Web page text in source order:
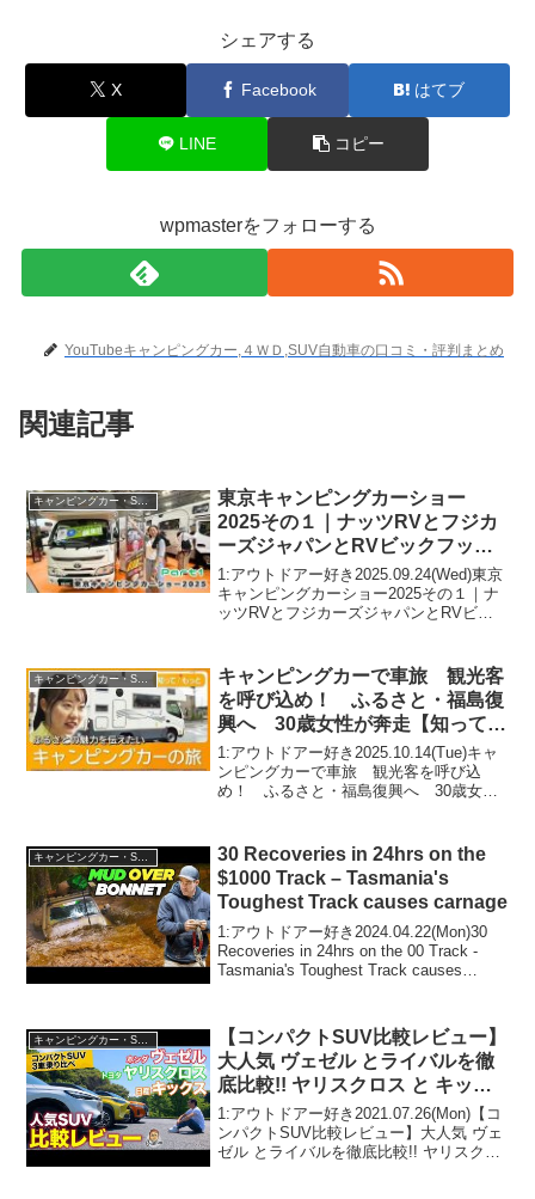
シェアする
X Facebook はてブ
LINE コピー
wpmasterをフォローする
YouTubeキャンピングカー,４ＷＤ,SUV自動車の口コミ・評判まとめ
関連記事
キャンピングカー・SUV人気車種
東京キャンピングカーショー
2025その１｜ナッツRVとフジカ
ーズジャパンとRVビックフット
とグリーンハンズとTACOS
1:アウトドアー好き2025.09.24(Wed)東京
キャンピングカーショー2025その１｜ナ
ッツRVとフジカーズジャパンとRVビッ
2:アウトドアー好き2025.0...
キャンピングカー・SUV人気車種
キャンピングカーで車旅 観光客
を呼び込め！ ふるさと・福島復
興へ 30歳女性が奔走【知っても
っと】【グッド！モーニング】
(2025年10月13日)
1:アウトドアー好き2025.10.14(Tue)キャ
ンピングカーで車旅 観光客を呼び込
め！ ふるさと・福島復興へ 30歳女性
題らしいぞ、見逃さないで！！2:...
キャンピングカー・SUV人気車種
30 Recoveries in 24hrs on the
$1000 Track – Tasmania's
Toughest Track causes carnage
1:アウトドアー好き2024.04.22(Mon)30
Recoveries in 24hrs on the 00 Track -
Tasmania's Toughest Track causes
【コンパクトSUV比較レビュー】
大人気 ヴェゼル とライバルを徹
底比較!! ヤリスクロス と キック
ス との違いは!? E-CarLife with
五味やすたか
1:アウトドアー好き2021.07.26(Mon)【コ
ンパクトSUV比較レビュー】大人気 ヴェ
ゼル とライバルを徹底比較!! ヤリスクロ